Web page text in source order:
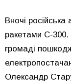
Вночі
ракетами С-300.
громаді
Олександр